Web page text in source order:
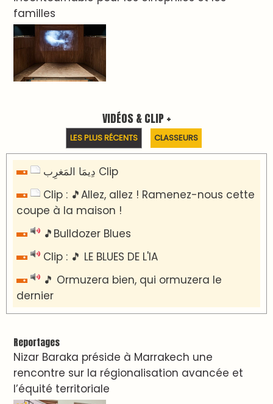
familles
VIDÉOS & CLIP +
LES PLUS RÉCENTS CLASSEURS
دِيمَا المَغرِب Clip
Clip : 🎵Allez, allez ! Ramenez-nous cette
coupe à la maison !
🎵Bulldozer Blues
Clip : 🎵 LE BLUES DE L'IA
🎵 Ormuzera bien, qui ormuzera le
dernier
Reportages
Nizar Baraka préside à Marrakech une
rencontre sur la régionalisation avancée et
l’équité territoriale